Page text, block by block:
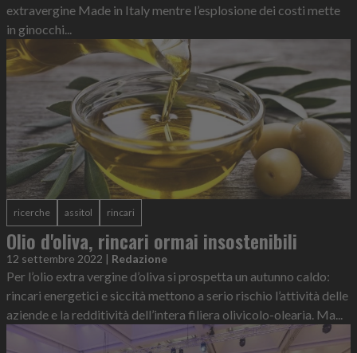
extravergine Made in Italy mentre l’esplosione dei costi mette
in ginocchi...
ricerche assitol rincari
Olio d'oliva, rincari ormai insostenibili
12 settembre 2022 | Redazione
Per l’olio extra vergine d’oliva si prospetta un autunno caldo:
rincari energetici e siccità mettono a serio rischio l’attività delle
aziende e la redditività dell’intera filiera olivicolo-olearia. Ma...